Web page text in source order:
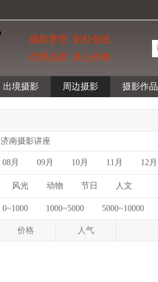
摄影梦想 彩虹创造
优秀品质 良心价格
出境摄影 周边摄影 摄影作品
济南摄影讲座
08月 09月 10月 11月 12月
风光 动物 节日 人文
0~1000 1000~5000 5000~10000
价格 人气